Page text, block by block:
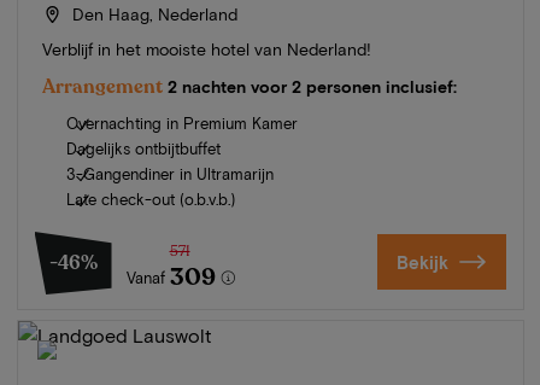
Den Haag, Nederland
Verblijf in het mooiste hotel van Nederland!
Arrangement 2 nachten voor 2 personen inclusief:
Overnachting in Premium Kamer
Dagelijks ontbijtbuffet
3-Gangendiner in Ultramarijn
Late check-out (o.b.v.b.)
-46%
Vanaf
571
309 Bekijk